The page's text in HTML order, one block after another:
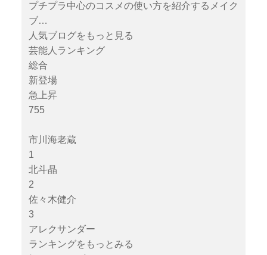
プチプラ中心のコスメの使い方を紹介するメイク
ブ…
人気ブログをもっと見る
芸能人ランキング
総合
新登場
急上昇
755
市川海老蔵
1
北斗晶
2
佐々木健介
3
アレクサンダー
ランキングをもっとみる